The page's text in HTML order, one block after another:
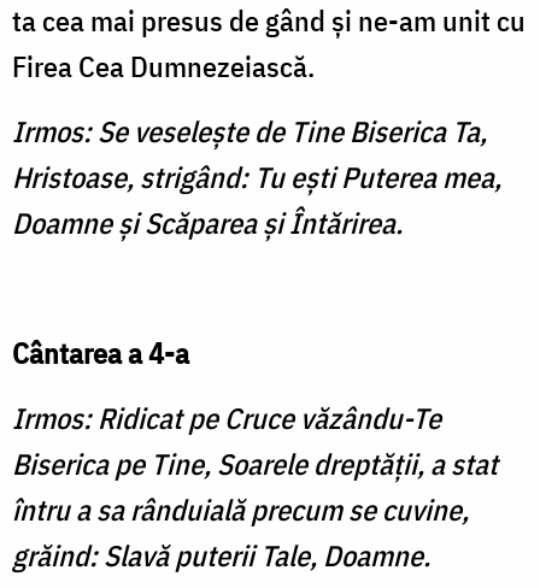
ta cea mai presus de gând şi ne-am unit cu
Firea Cea Dumnezeiască.
Irmos: Se veseleşte de Tine Biserica Ta,
Hristoase, strigând: Tu eşti Puterea mea,
Doamne şi Scăparea şi Întărirea.
Cântarea a 4-a
Irmos: Ridicat pe Cruce văzându-Te
Biserica pe Tine, Soarele dreptăţii, a stat
întru a sa rânduială precum se cuvine,
grăind: Slavă puterii Tale, Doamne.